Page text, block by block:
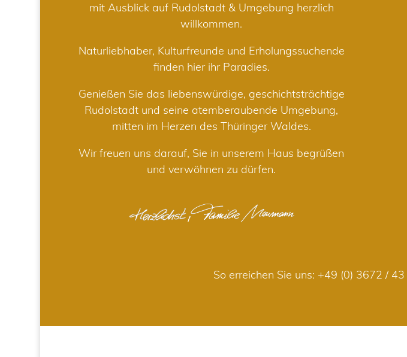
mit Ausblick auf Rudolstadt & Umgebung herzlich
willkommen.
Naturliebhaber, Kulturfreunde und Erholungssuchende
finden hier ihr Paradies.
Genießen Sie das liebenswürdige, geschichtsträchtige
Rudolstadt und seine atemberaubende Umgebung,
mitten im Herzen des Thüringer Waldes.
Wir freuen uns darauf, Sie in unserem Haus begrüßen
und verwöhnen zu dürfen.
So erreichen Sie uns: +49 (0) 3672 /